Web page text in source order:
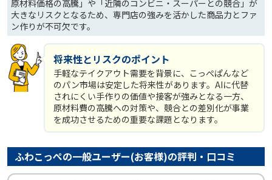
原材料価格の高騰」や「近隣のコンビニ・スーパーとの競合」が
大きなリスクとなるため、専門店の強みを活かした商品力とファ
ン作りが不可欠です。
将来性とリスクのポイント
手軽なテイクアウト需要を背景に、こっぺぱんなど
のパン市場は安定した将来性があります。AIに代替
されにくい手作りの価値や接客が強みとなる一方、
原材料費の高騰への対策や、競合との差別化が事業
を成功させるための重要な課題となります。
ふわこっぺの一般ユーザー(お客様)の評判・口コミ